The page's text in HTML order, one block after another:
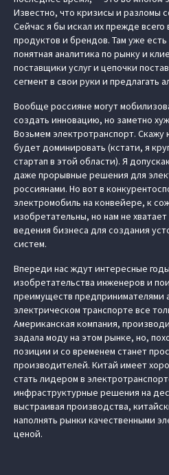
Известно, что кризисы и разломы
Сейчас я бы искал их прежде
продуктов и брендов. Там уже
понятная аналитика по рынку и
поставщики услуг и цепочки
сегмент в свои руки и предлагать
Вообще россияне могут
создать инновацию, но заметно
Возьмем электротранспорт. Скажу
будет доминировать (кстати, я
стартап в этой области). Я
даже прорывные решения для
россиянами. Но вот в
электромобиль на конвейере, к
изобретательны, но нам не
ведения бизнеса для создания
систем.
Впереди нас ждут интересные
изобретательства инженеров и
преимуществ предпринимателями
электрическом транспорте все
Американская компания,
задала моду на этом рынке, но,
позиции и со временем станет
производителей. Китай имеет
стать лидером в
инфраструктурные решения на
выстраивая производства,
наполнять рынки качественными
ценой.